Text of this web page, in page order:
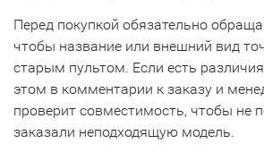
Перед покупкой обязательно
чтобы название или внешний вид
старым пультом. Если есть
этом в комментарии к заказу и
проверит совместимость, чтобы не
заказали неподходящую модель.